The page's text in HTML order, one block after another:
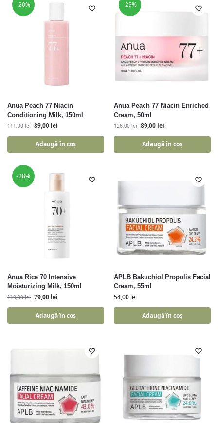
-20%
Anua Peach 77 Niacin
Conditioning Milk, 150ml
111,00lei 89,00 lei
Adaugă în coș
-29%
Anua Peach 77 Niacin Enriched
Cream, 50ml
126,00lei 89,00 lei
Adaugă în coș
-28%
Anua Rice 70 Intensive
Moisturizing Milk, 150ml
110,00lei 79,00 lei
Adaugă în coș
APLB Bakuchiol Propolis Facial
Cream, 55ml
54,00 lei
Adaugă în coș